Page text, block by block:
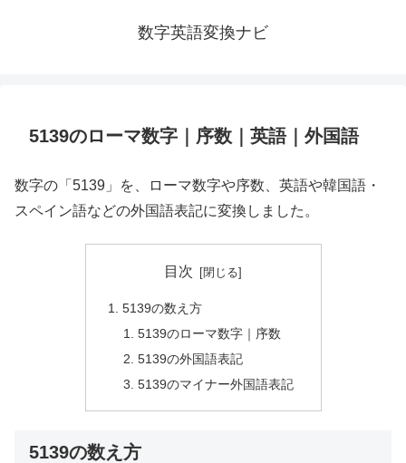
数字英語変換ナビ
5139のローマ数字｜序数｜英語｜外国語
数字の「5139」を、ローマ数字や序数、英語や韓国語・
スペイン語などの外国語表記に変換しました。
目次
5139の数え方
5139のローマ数字｜序数
5139の外国語表記
5139のマイナー外国語表記
5139の数え方